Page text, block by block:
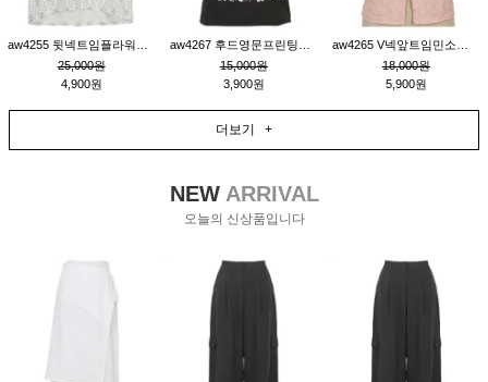
25,000원
4,900원
15,000원
3,900원
18,000원
5,900원
더보기 +
NEWARRIVAL
오늘의 신상품입니다